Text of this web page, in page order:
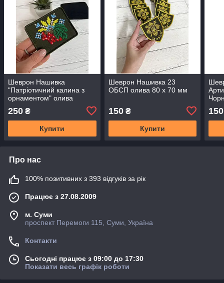
Шеврон Нашивка
"Патріотичний калина з
орнаментом" олива
250 ₴
Купити
Шеврон Нашивка 23
ОБСП олива 80 х 70 мм
150₴
Купити
150
Про нас
100% позитивних з 393 відгуків за рік
Працює з 27.08.2009
м. Суми
проспект Перемоги 115, Суми, Україна
Контакти
Сьогодні працює з 09:00 до 17:30
Показати весь графік роботи